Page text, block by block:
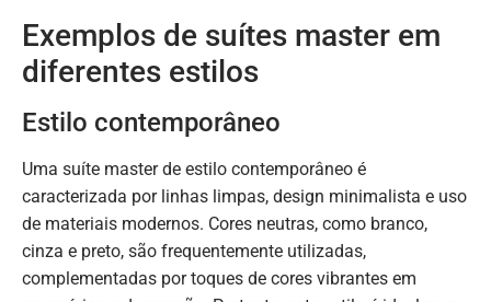
Exemplos de suítes master em
diferentes estilos
Estilo contemporâneo
Uma suíte master de estilo contemporâneo é
caracterizada por linhas limpas, design minimalista e uso
de materiais modernos. Cores neutras, como branco,
cinza e preto, são frequentemente utilizadas,
complementadas por toques de cores vibrantes em